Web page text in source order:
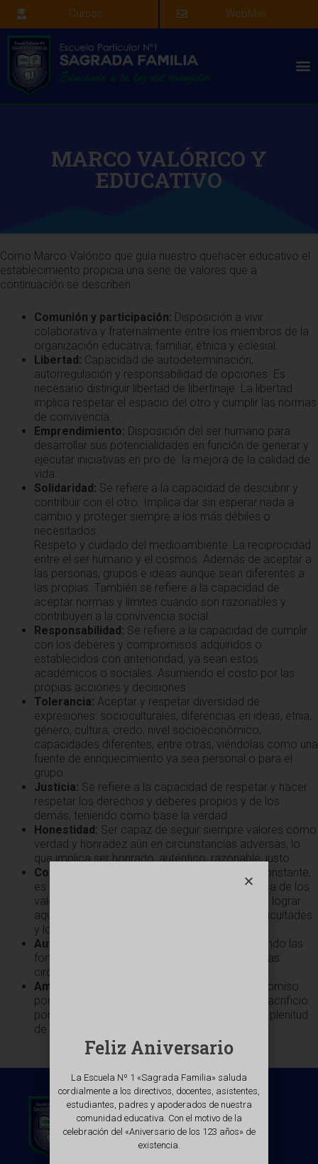
Cursos WebMail
MARCO VALÓRICO Y
EDUCATIVO
Como Marco Valórico que guía nuestro quehacer educativo el
establecimiento propicia una serie de valores que a
continuación se describen:
Comunión y participación: Disposición a vivir
colaborativa y fraternalmente entre los miembros de la
organización educativa, familiar, étnica y eclesial.
Libertad: Capacidad de autodeterminación,
autorregulación y responsabilidad de opciones. Es
necesario distinguir libertad de libertinaje. La libertad
implica respetar el espacio del otro y cumplir las normas
de convivencia.
Emprendimiento: Disposición del ser humano para
desarrollar sus potencialidades en función de generar y
ejecutar iniciativas en pro de la mejora de la calidad de
vida.
Solidaridad: Se refiere a la capacidad de descubrir y
contribuir con el otro. Implica dar sin esperar nada a
cambio y proteger siempre a los más débiles o
necesitados.
Respeto y cuidado del medioambiente: La reciprocidad
entre el ser humano y el cosmos. Además de aceptar a
las personas, grupos e ideas aunque sean diferentes a
las propias. También se refiere a la capacidad de
aceptar normas y límites cuando son razonables y
contribuyen a la convivencia social.
Responsabilidad: Se refiere a la capacidad de cumplir
con los deberes y compromisos adquiridos o
establecidos con anterioridad, ya sean estos
académicos o sociales. Asumiendo el costo por las
propias acciones y decisiones.
Tolerancia: Aceptar y respetar diversidad de
expresiones: socioculturales, diferencias en ideas, etnia,
género, cultura, credo, nivel socioeconómico,
capacidades diferentes, entre otras, viéndolas como una
fuente de enriquecimiento ya sea personal o para el
grupo.
Justicia: Se refiere a la capacidad de respetar y hacer
respetar los derechos y deberes propios y de los
demás, teniendo como base la verdad.
Honestidad: Ser capaz de seguir siempre valores como
verdad y honradez aún en circunstancias adversas, lo
que implica ser honrado, auténtico, razonable, justo.
Constancia:
Se refiere a ser perseverante o constante,
es decir, la capacidad de ser firme en la práctica de los
valores, de los estudios o la vida. Ser capaz de lograr
aquello que se ha empezado a pesar de las dificultades
y los fracasos.
Autenticidad:
Mostrarse tal cual se es, aceptando las
fortalezas y debilidades, sin culpar a otros o a las
circunstancias, por los errores propios.
Amor:
Entregar afecto, preocupación y compromiso
por una persona, grupo o idea. Capacidad de sacrificio
por la consecución de la felicidad, desarrollo o plenitud
de lo que se ama.
Feliz Aniversario
La Escuela Nº 1 «Sagrada Familia» saluda
cordialmente a los directivos, docentes, asistentes,
estudiantes, padres y apoderados de nuestra
comunidad educativa. Con el motivo de la
celebración del «Aniversario de los 123 años» de
existencia.